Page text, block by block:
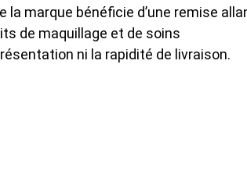
la marque bénéficie d’une remise
de maquillage et de soins
ni la rapidité de livraison.